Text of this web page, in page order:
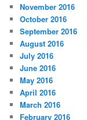
November 2016
October 2016
September 2016
August 2016
July 2016
June 2016
May 2016
April 2016
March 2016
February 2016